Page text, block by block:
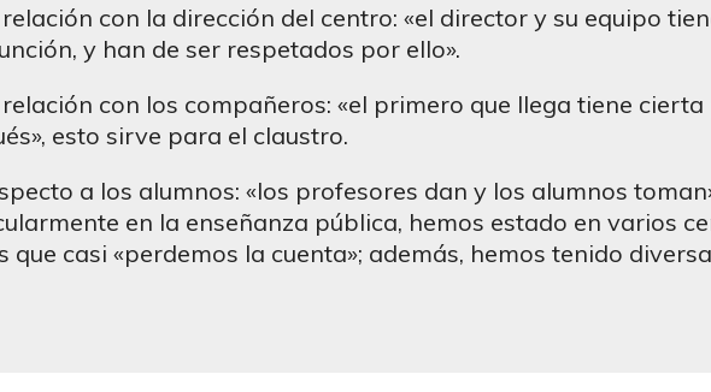
relación con la dirección del centro: «el director y su equipo
y han de ser respetados por ello».
relación con los compañeros: «el primero que llega tiene
esto sirve para el claustro.
a los alumnos: «los profesores dan y los alumnos
en la enseñanza pública, hemos estado en varios
que casi «perdemos la cuenta»; además, hemos tenido